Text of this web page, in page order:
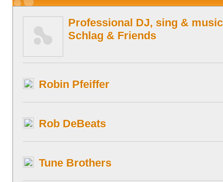
Professional DJ, sing &
Schlag & Friends
Robin Pfeiffer
Rob DeBeats
Tune Brothers